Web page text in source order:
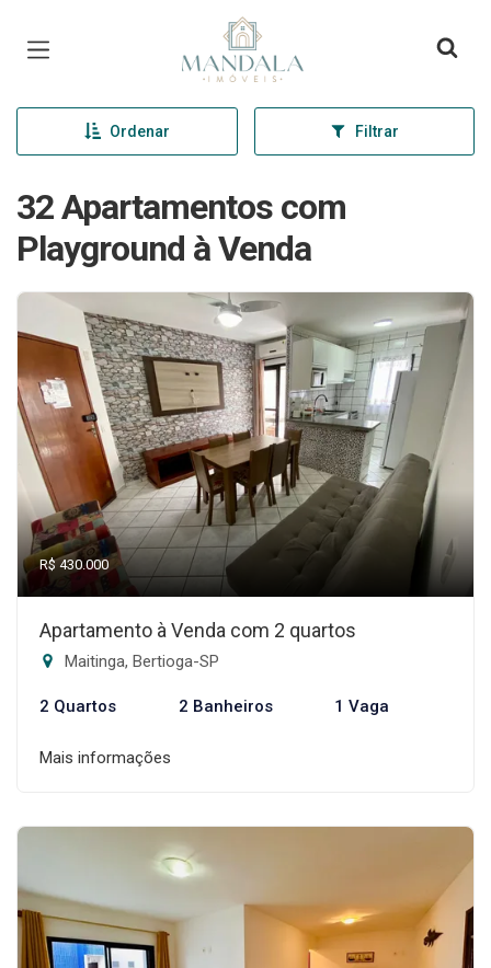
Página inicial
Ordenar Filtrar
32 Apartamentos com
Playground à Venda
R$ 430.000
Apartamento à Venda com 2 quartos
Maitinga, Bertioga-SP
2 Quartos 2 Banheiros 1 Vaga
Mais informações